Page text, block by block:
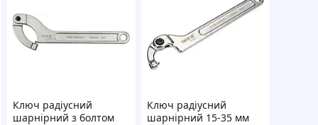
Ключ радіусний
шарнірний з болтом
Ключ радіусний
шарнірний 15-35 мм